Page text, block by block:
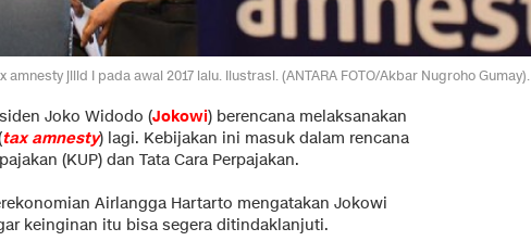
jilid I pada awal 2017 lalu. Ilustrasi. (ANTARA FOTO/Akbar Nugroho Gumay).
Joko Widodo (Jokowi) berencana melaksanakan
tax amnesty) lagi. Kebijakan ini masuk dalam rencana
(KUP) dan Tata Cara Perpajakan.
Airlangga Hartarto mengatakan Jokowi
keinginan itu bisa segera ditindaklanjuti.